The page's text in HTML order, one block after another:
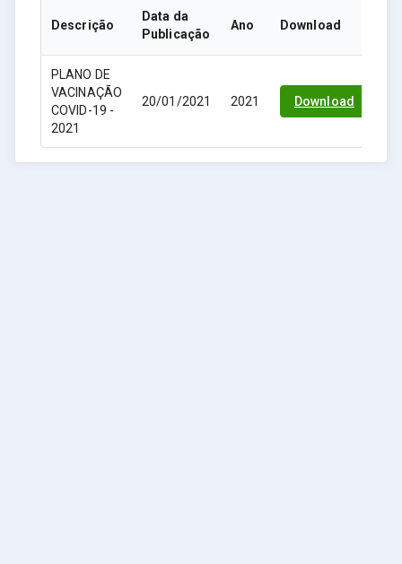
Descrição
Data da
Publicação
Ano Download
PLANO DE
VACINAÇÃO
COVID-19 -
2021
20/01/2021 2021 Download